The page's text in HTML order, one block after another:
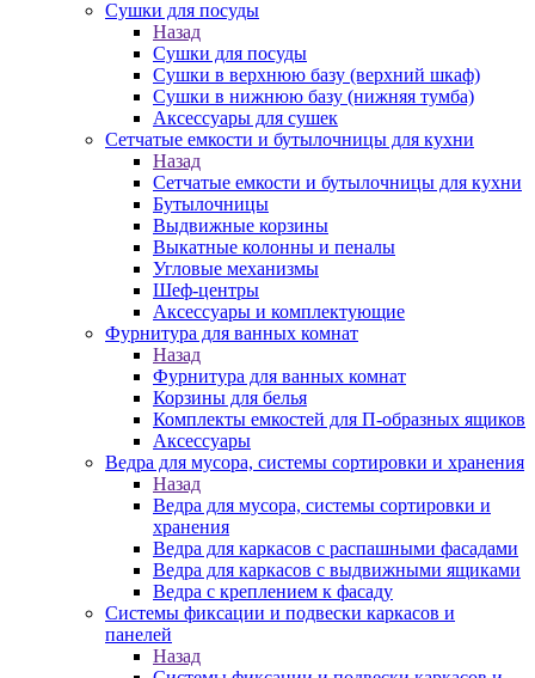
Сушки для посуды
Назад
Сушки для посуды
Сушки в верхнюю базу (верхний шкаф)
Сушки в нижнюю базу (нижняя тумба)
Аксессуары для сушек
Сетчатые емкости и бутылочницы для кухни
Назад
Сетчатые емкости и бутылочницы для кухни
Бутылочницы
Выдвижные корзины
Выкатные колонны и пеналы
Угловые механизмы
Шеф-центры
Аксессуары и комплектующие
Фурнитура для ванных комнат
Назад
Фурнитура для ванных комнат
Корзины для белья
Комплекты емкостей для П-образных ящиков
Аксессуары
Ведра для мусора, системы сортировки и хранения
Назад
Ведра для мусора, системы сортировки и
хранения
Ведра для каркасов с распашными фасадами
Ведра для каркасов с выдвижными ящиками
Ведра с креплением к фасаду
Системы фиксации и подвески каркасов и
панелей
Назад